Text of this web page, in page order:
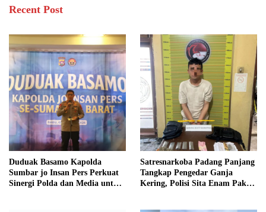
Recent Post
Duduak Basamo Kapolda
Sumbar jo Insan Pers Perkuat
Sinergi Polda dan Media untuk
Satresnarkoba Padang Panjang
Tangkap Pengedar Ganja
Kering, Polisi Sita Enam Paket